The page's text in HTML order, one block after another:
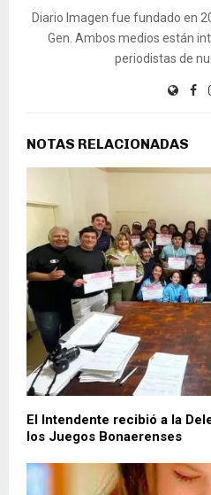
Diario Imagen fue fundado en
Gen. Ambos medios están
periodistas de
NOTAS RELACIONADAS
El Intendente recibió a la
los Juegos Bonaerenses